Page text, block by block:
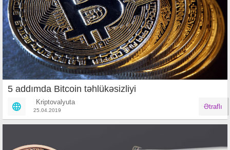
5 addımda Bitcoin təhlükəsizliyi
Kriptovalyuta
25.04.2019 Ətraflı